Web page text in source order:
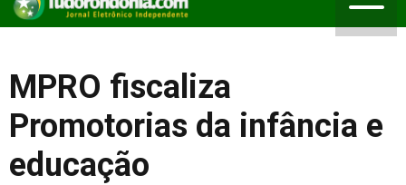
MPRO fiscaliza
Promotorias da infância e
educação